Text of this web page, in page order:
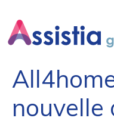
nouvelle